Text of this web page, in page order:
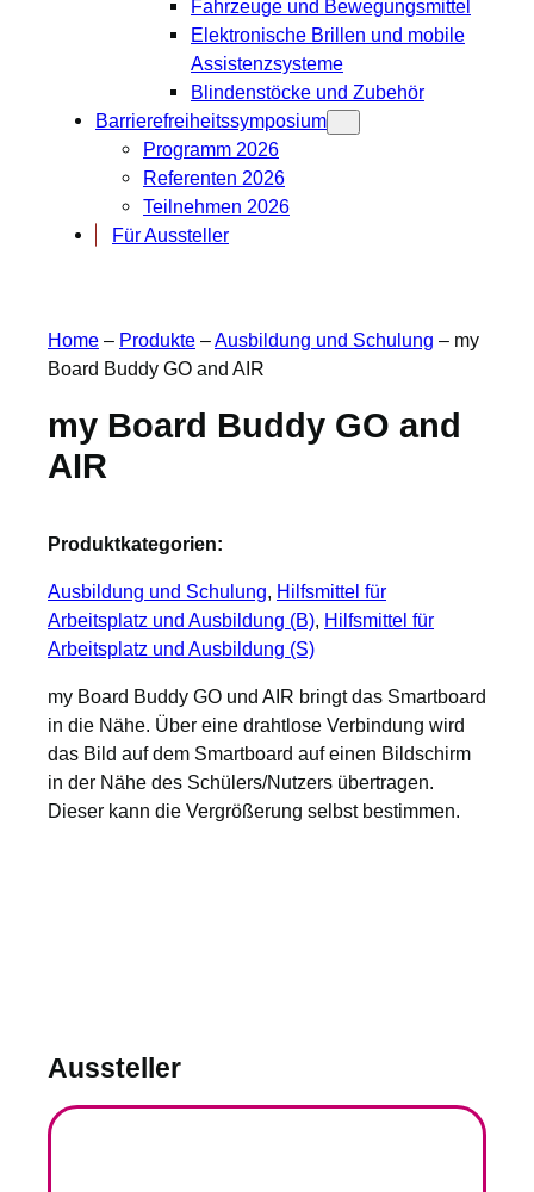
Fahrzeuge und Bewegungsmittel
Elektronische Brillen und mobile
Assistenzsysteme
Blindenstöcke und Zubehör
Barrierefreiheitssymposium
Programm 2026
Referenten 2026
Teilnehmen 2026
Für Aussteller
Home – Produkte –Ausbildung und Schulung – my
Board Buddy GO and AIR
my Board Buddy GO and
AIR
Produktkategorien:
Ausbildung und Schulung, Hilfsmittel für
Arbeitsplatz und Ausbildung (B), Hilfsmittel für
Arbeitsplatz und Ausbildung (S)
my Board Buddy GO und AIR bringt das Smartboard
in die Nähe. Über eine drahtlose Verbindung wird
das Bild auf dem Smartboard auf einen Bildschirm
in der Nähe des Schülers/Nutzers übertragen.
Dieser kann die Vergrößerung selbst bestimmen.
Aussteller